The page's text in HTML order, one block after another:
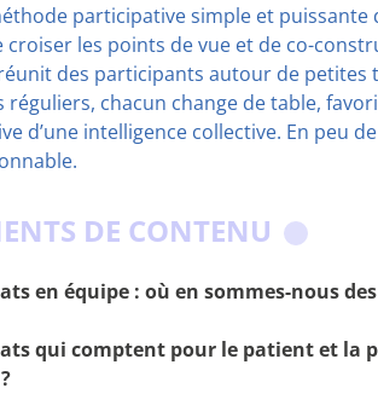
participative simple et
croiser les points de vue et de co-
des participants autour de petites
réguliers, chacun change de table,
d’une intelligence collective. En peu
DE CONTENU
en équipe : où en sommes-nous
qui comptent pour le patient et la